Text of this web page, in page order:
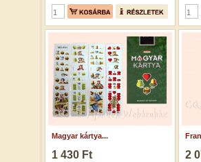
Magyar kártya...
1 430 Ft 2